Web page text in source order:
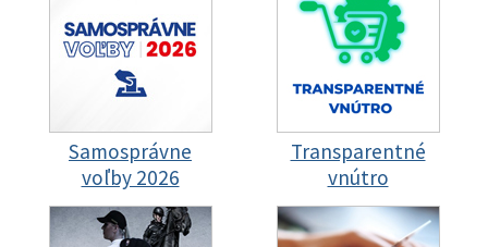
Samosprávne
voľby 2026
Transparentné
vnútro